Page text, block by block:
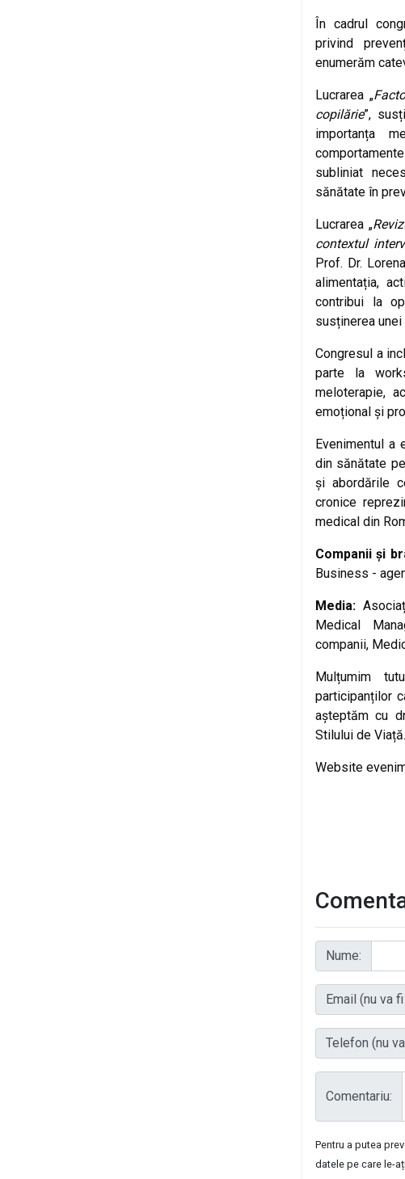
În cadrul
privind
enumerăm
Lucrarea „
copilărie”,
importanța
subliniat
sănătate în
Lucrarea „
contextul
Prof. Dr.
alimentația,
contribui la
susținerea
Congresul a
parte la
meloterapie,
emoțional și
Evenimentul a
din sănătate
și abordările
cronice
medical din
Companii și
Business -
Media:
Medical
companii,
Mulțumim
participanților
așteptăm cu
Stilului de Viață.
Website
Nume:
Email (nu va
Telefon (nu
Comentariu:
Pentru a putea
datele pe care le-